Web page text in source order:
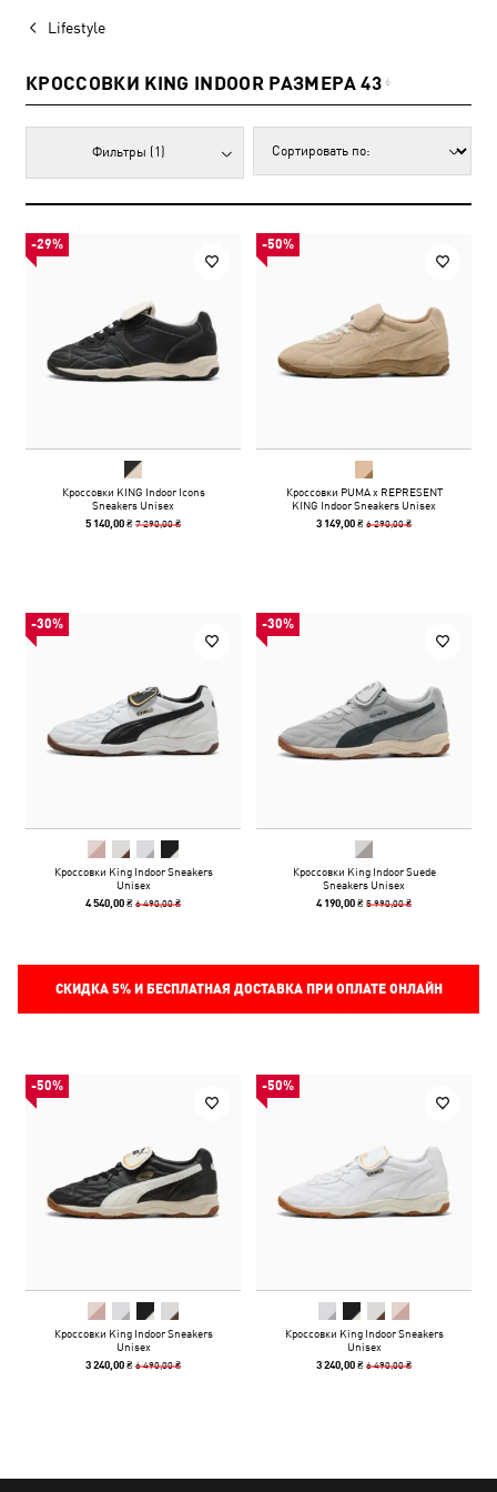
Lifestyle
КРОССОВКИ KING INDOOR РАЗМЕРА 43 6
Фильтры (1)
-29%
Кроссовки KING Indoor Icons
Sneakers Unisex
5 140,00 ₴7 290,00 ₴
-50%
Кроссовки PUMA x REPRESENT
KING Indoor Sneakers Unisex
3 149,00 ₴6 290,00 ₴
-30%
Кроссовки King Indoor Sneakers
Unisex
4 540,00 ₴6 490,00 ₴
-30%
Кроссовки King Indoor Suede
Sneakers Unisex
4 190,00 ₴5 990,00 ₴
СКИДКА 5%И БЕСПЛАТНАЯ ДОСТАВКА ПРИ ОПЛАТЕ ОНЛАЙН
-50%
Кроссовки King Indoor Sneakers
Unisex
3 240,00 ₴6 490,00 ₴
-50%
Кроссовки King Indoor Sneakers
Unisex
3 240,00 ₴6 490,00 ₴